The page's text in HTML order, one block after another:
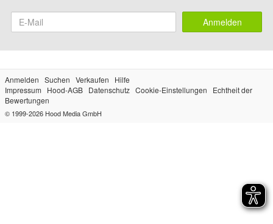
Anmelden
Anmelden Suchen Verkaufen
Hilfe
Impressum
Hood-AGB Datenschutz Cookie-Einstellungen
Echtheit der
Bewertungen
© 1999-2026 Hood Media GmbH